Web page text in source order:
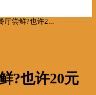
厅尝鲜?也许2...
?也许20元